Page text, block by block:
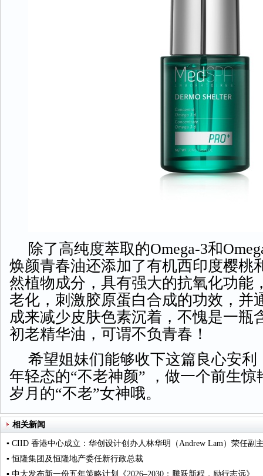
除了高纯度萃取的Omega-3和
焕颜青春油还添加了有机西印度樱桃
然植物成分，具有强大的抗氧化功能
老化，刺激胶原蛋白合成的功效，并
成来减少皮肤色素沉着，不愧是一瓶
初老精华油，可谓不负青春！
希望姐妹们能够收下这篇良心安利
年轻态的“不老神颜” ，做一个前生
岁月的“不老”女神哦。
相关新闻
▪ CIID 香港中心成立：华创设计创办人林华明（Andrew Lam）荣任副
▪ 恒隆集团及恒隆地产委任新行政总裁
▪ 中大发布新一份五年策略计划《2026‒2030：腾跃新程，励行志远》